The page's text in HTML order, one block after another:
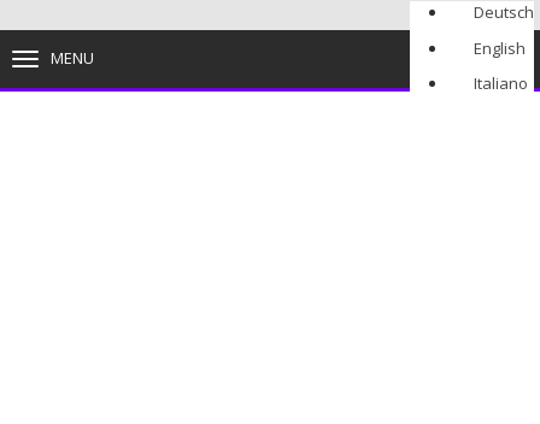
Deutsch
English
Italiano
MENU